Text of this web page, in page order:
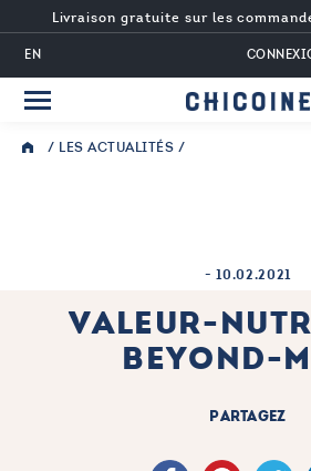
EN
Livraison gratuite sur les
/ LES ACTUALITÉS /
-10.02.2021
VALEUR-
BEYOND-
PARTAGEZ